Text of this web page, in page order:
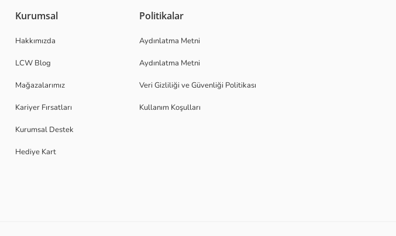
Kurumsal
Hakkımızda
LCW Blog
Mağazalarımız
Kariyer Fırsatları
Kurumsal Destek
Hediye Kart
Politikalar
Aydınlatma Metni
Aydınlatma Metni
Veri Gizliliği ve Güvenliği Politikası
Kullanım Koşulları